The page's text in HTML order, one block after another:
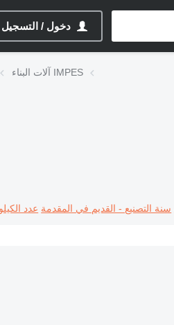
دخول / التسجيل
آلات البناء IMPES
سنة التصنيع - القديم في المقدمة عدد